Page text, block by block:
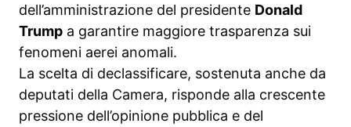
dell’amministrazione del presidente Donald
Trump a garantire maggiore trasparenza sui
fenomeni aerei anomali.
La scelta di declassificare, sostenuta anche da
deputati della Camera, risponde alla crescente
pressione dell’opinione pubblica e del